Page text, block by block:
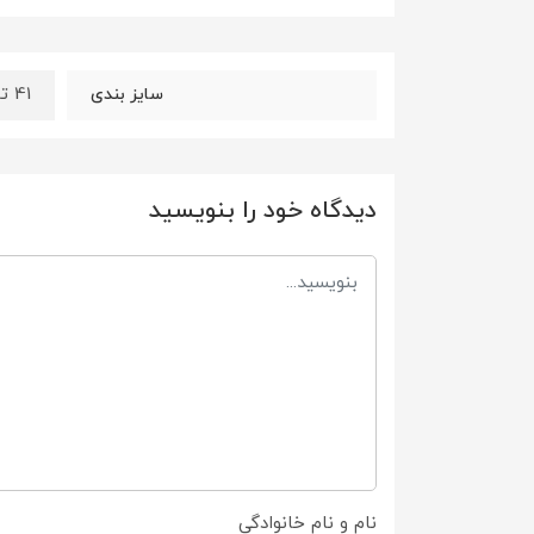
سایز بندی 41 تا 44
دیدگاه خود را بنویسید
نام و نام خانوادگی